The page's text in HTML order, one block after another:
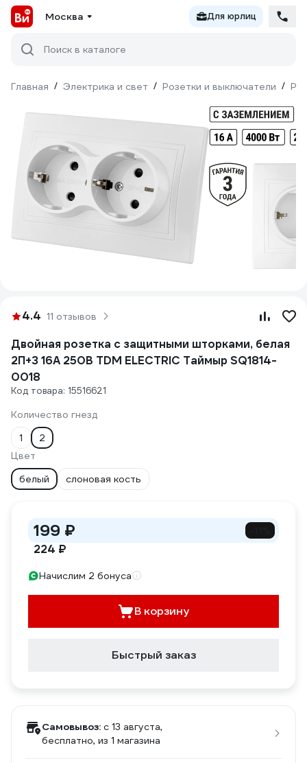
Москва Для юрлиц
Поиск в каталоге
Главная / Электрика и свет / Розетки и выключатели /
4.4 11 отзывов
Двойная розетка с защитными шторками, белая
2П+З 16А 250В TDM ELECTRIC Таймыр SQ1814-
0018
Код товара: 15516621
Количество гнезд
1
2
Цвет
белый
слоновая кость
199 ₽
224 ₽
Начислим 2 бонуса
В корзину
Быстрый заказ
Самовывоз: c 13 августа,
бесплатно, из 1 магазина